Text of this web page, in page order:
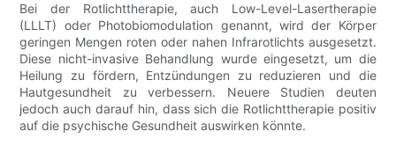
Bei der Rotlichttherapie, auch Low-Level-Lasertherapie
(LLLT) oder Photobiomodulation genannt, wird der Körper
geringen Mengen roten oder nahen Infrarotlichts ausgesetzt.
Diese nicht-invasive Behandlung wurde eingesetzt, um die
Heilung zu fördern, Entzündungen zu reduzieren und die
Hautgesundheit zu verbessern. Neuere Studien deuten
jedoch auch darauf hin, dass sich die Rotlichttherapie positiv
auf die psychische Gesundheit auswirken könnte.